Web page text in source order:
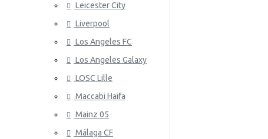
Leicester City
Liverpool
Los Angeles FC
Los Angeles Galaxy
LOSC Lille
Maccabi Haifa
Mainz 05
Málaga CF